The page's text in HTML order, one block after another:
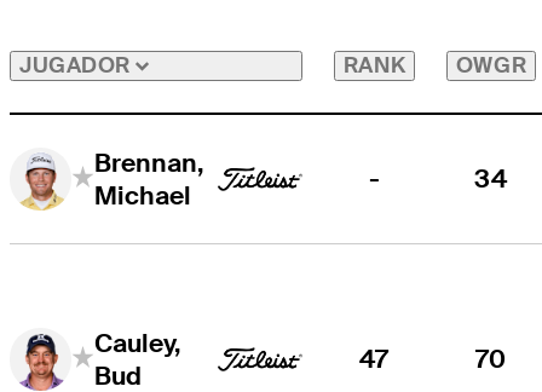
JUGADOR RANK OWGR
Brennan,
Michael
- 34
Cauley,
Bud
47 70